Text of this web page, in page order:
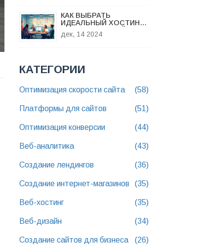
КАК ВЫБРАТЬ
ИДЕАЛЬНЫЙ ХОСТИНГ
ДЛЯ ВАШЕГО САЙТА
дек, 14 2024
КАТЕГОРИИ
Оптимизация скорости сайта (58)
Платформы для сайтов (51)
Оптимизация конверсии (44)
Веб-аналитика (43)
Создание лендингов (36)
Создание интернет-магазинов (35)
Веб-хостинг (35)
Веб-дизайн (34)
Создание сайтов для бизнеса (26)